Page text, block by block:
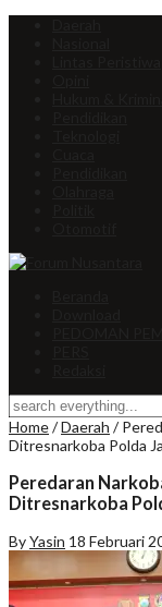
Home/Daerah /
Ditresnarkoba Polda
Peredaran
Ditresnarkoba
ByYasin 18 Februari